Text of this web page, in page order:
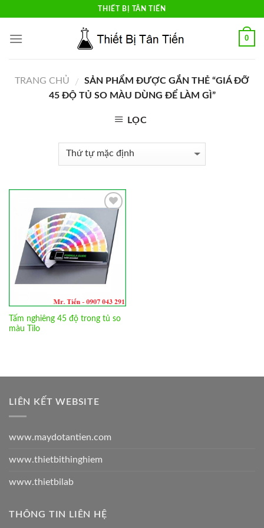
content
THIẾT BỊ TÂN TIẾN
0
TRANG CHỦ /
SẢN PHẨM ĐƯỢC GẮN THẺ “GIÁ ĐỠ
45 ĐỘ TỦ SO MÀU DÙNG ĐỂ LÀM GÌ”
LỌC
Add to
Wishlist
Tấm nghiêng 45 độ trong tủ so
màu Tilo
LIÊN KẾT WEBSITE
www.maydotantien.com
www.thietbithinghiem
www.thietbilab
THÔNG TIN LIÊN HỆ